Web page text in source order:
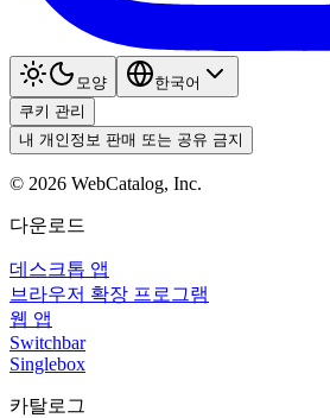
모양
한국어
쿠키 관리
내 개인정보 판매 또는 공유 금지
© 2026 WebCatalog, Inc.
다운로드
데스크톱 앱
브라우저 확장 프로그램
웹 앱
Switchbar
Singlebox
카탈로그